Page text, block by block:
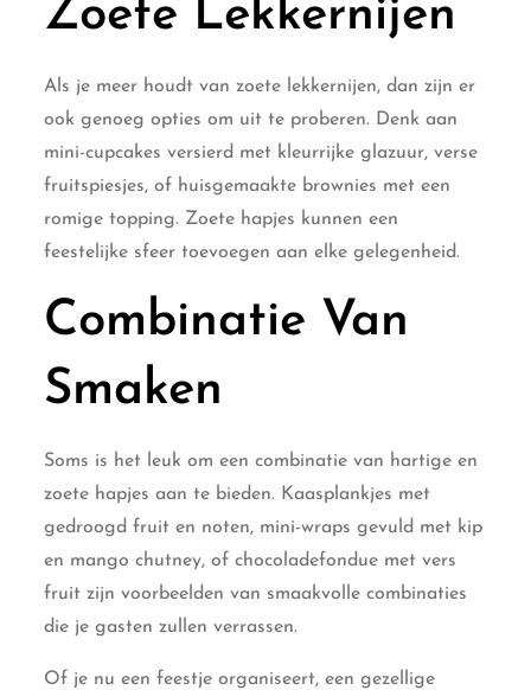
Zoete Lekkernijen
Als je meer houdt van zoete lekkernijen, dan zijn er
ook genoeg opties om uit te proberen. Denk aan
mini-cupcakes versierd met kleurrijke glazuur, verse
fruitspiesjes, of huisgemaakte brownies met een
romige topping. Zoete hapjes kunnen een
feestelijke sfeer toevoegen aan elke gelegenheid.
Combinatie Van
Smaken
Soms is het leuk om een combinatie van hartige en
zoete hapjes aan te bieden. Kaasplankjes met
gedroogd fruit en noten, mini-wraps gevuld met kip
en mango chutney, of chocoladefondue met vers
fruit zijn voorbeelden van smaakvolle combinaties
die je gasten zullen verrassen.
Of je nu een feestje organiseert, een gezellige